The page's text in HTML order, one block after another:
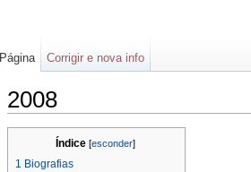
2008
Índice[esconder]
1 Biografias
Página Corrigir e nova info